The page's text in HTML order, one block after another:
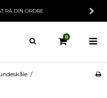
PÅ DIN ORDRE
0
/